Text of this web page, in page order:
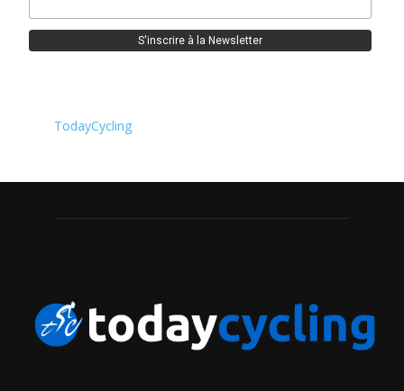
TodayCycling